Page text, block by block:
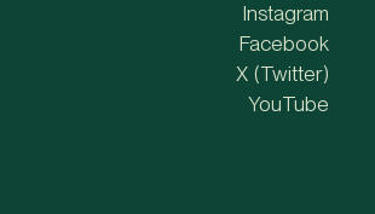
Instagram
Facebook
X (Twitter)
YouTube